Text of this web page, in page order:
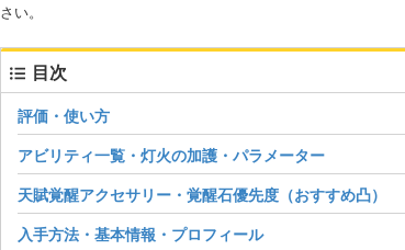
さい。
目次
評価・使い方
アビリティ一覧・灯火の加護・パラメーター
天賦覚醒アクセサリー・覚醒石優先度（おすすめ凸）
入手方法・基本情報・プロフィール